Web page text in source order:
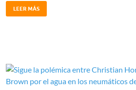
LEER MÁS